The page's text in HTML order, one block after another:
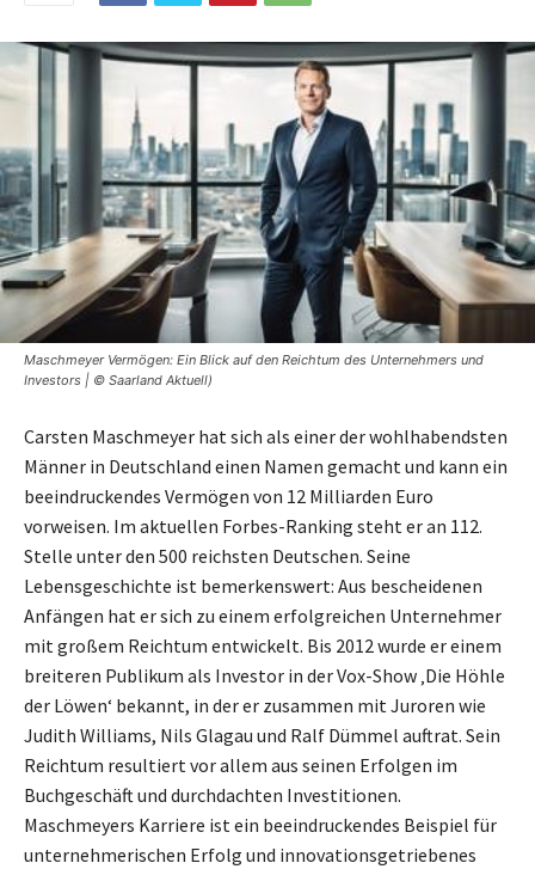
Maschmeyer Vermögen: Ein Blick auf den Reichtum des Unternehmers und
Investors | © Saarland Aktuell)
Carsten Maschmeyer hat sich als einer der wohlhabendsten
Männer in Deutschland einen Namen gemacht und kann ein
beeindruckendes Vermögen von 12 Milliarden Euro
vorweisen. Im aktuellen Forbes-Ranking steht er an 112.
Stelle unter den 500 reichsten Deutschen. Seine
Lebensgeschichte ist bemerkenswert: Aus bescheidenen
Anfängen hat er sich zu einem erfolgreichen Unternehmer
mit großem Reichtum entwickelt. Bis 2012 wurde er einem
breiteren Publikum als Investor in der Vox-Show ‚Die Höhle
der Löwen‘ bekannt, in der er zusammen mit Juroren wie
Judith Williams, Nils Glagau und Ralf Dümmel auftrat. Sein
Reichtum resultiert vor allem aus seinen Erfolgen im
Buchgeschäft und durchdachten Investitionen.
Maschmeyers Karriere ist ein beeindruckendes Beispiel für
unternehmerischen Erfolg und innovationsgetriebenes